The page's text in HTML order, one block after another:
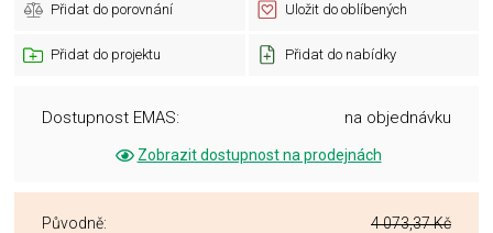
Přidat do porovnání Uložit do oblíbených
Přidat do projektu Přidat do nabídky
Dostupnost EMAS: na objednávku
Zobrazit dostupnost na prodejnách
Původně:
4 073,37 Kč